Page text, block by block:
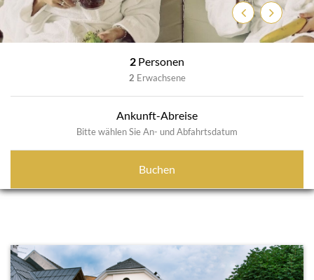
ZurückWeiter
2 Personen
2 Erwachsene
Ankunft-Abreise
Bitte wählen Sie An- und Abfahrtsdatum
Buchen